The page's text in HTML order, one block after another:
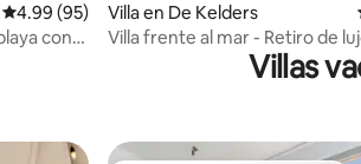
Calificación promedio: 4.99 de 5, 95 reseñas
4.99 (95)
con
Villa en De Kelders
Villa frente al mar - Retiro de
Villas